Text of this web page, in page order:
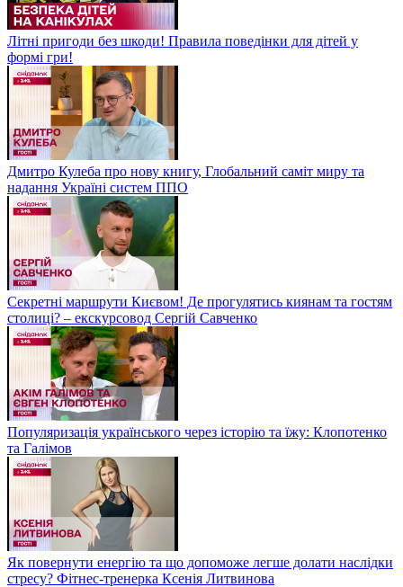
Літні пригоди без шкоди! Правила поведінки для дітей у
формі гри!
Дмитро Кулеба про нову книгу, Глобальний саміт миру та
надання Україні систем ППО
Секретні маршрути Києвом! Де прогулятись киянам та гостям
столиці? – екскурсовод Сергій Савченко
Популяризація українського через історію та їжу: Клопотенко
та Галімов
Як повернути енергію та що допоможе легше долати наслідки
стресу? Фітнес-тренерка Ксенія Литвинова